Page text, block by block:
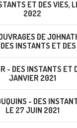
ET DES VIES,
2022
DE
INSTANTS ET
- DES INSTANTS ET
JANVIER 2021
- DES
LE 27 JUIN 2021